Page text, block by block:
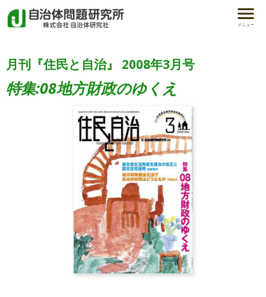
メニュー
月刊『住民と自治』 2008年3月号
特集:08地方財政のゆくえ